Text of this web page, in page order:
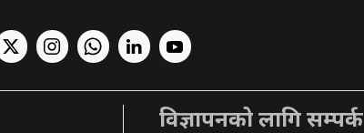
विज्ञापनको लागि सम्पर्क